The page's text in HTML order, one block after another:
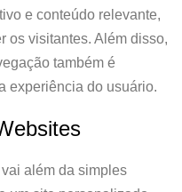
e conteúdo relevante,
os visitantes. Além disso,
também é
experiência do usuário.
vai além da simples